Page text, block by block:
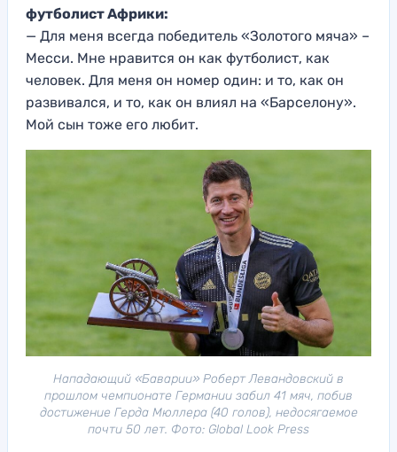
футболист Африки:
— Для меня всегда победитель «Золотого мяча» –
Месси. Мне нравится он как футболист, как
человек. Для меня он номер один: и то, как он
развивался, и то, как он влиял на «Барселону».
Мой сын тоже его любит.
Нападающий «Баварии» Роберт Левандовский в
прошлом чемпионате Германии забил 41 мяч, побив
достижение Герда Мюллера (40 голов), недосягаемое
почти 50 лет. Фото: Global Look Press